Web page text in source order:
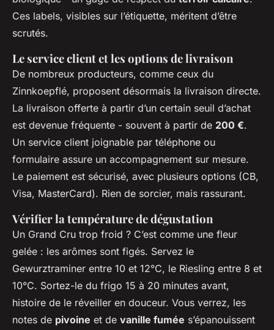
Ces labels, visibles sur l’étiquette, méritent d’être
scrutés.
Le service client et les options de livraison
De nombreux producteurs, comme ceux du
Zinnkoepflé, proposent désormais la livraison directe.
La livraison offerte à partir d’un certain seuil d’achat
est devenue fréquente - souvent à partir de 200 €.
Un service client joignable par téléphone ou
formulaire assure un accompagnement sur mesure.
Le paiement est sécurisé, avec plusieurs options (CB,
Visa, MasterCard). Rien de sorcier, mais rassurant.
Vérifier la température de dégustation
Un Grand Cru trop froid ? C’est comme une fleur
gelée : les arômes sont figés. Servez le
Gewurztraminer entre 10 et 12°C, le Riesling entre 8 et
10°C. Sortez-le du frigo 15 à 20 minutes avant,
histoire de le réveiller en douceur. Vous verrez, les
notes de pivoine et de vanille fumée s’épanouissent